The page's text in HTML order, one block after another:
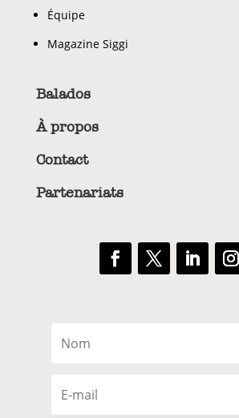
Équipe
Magazine Siggi
Balados
À propos
Contact
Partenariats